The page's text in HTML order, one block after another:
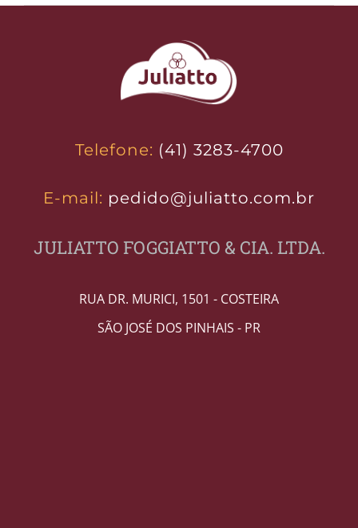
Telefone: (41) 3283-4700
E-mail: pedido@juliatto.com.br
JULIATTO FOGGIATTO & CIA. LTDA.
RUA DR. MURICI, 1501 - COSTEIRA
SÃO JOSÉ DOS PINHAIS - PR